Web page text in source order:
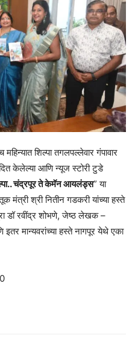
शिल्पा तगलपल्लेवार गंपावार
केलेल्या आणि न्यूज स्टोरी टुडे
चंद्रपूर ते केमॅन आयलंड्स” या
मंत्री श्री नितीन गडकरी यांच्या हस्ते
डॉ रवींद्र शोभणे, जेष्ठ लेखक –
इतर मान्यवरांच्या हस्ते नागपूर येथे एका